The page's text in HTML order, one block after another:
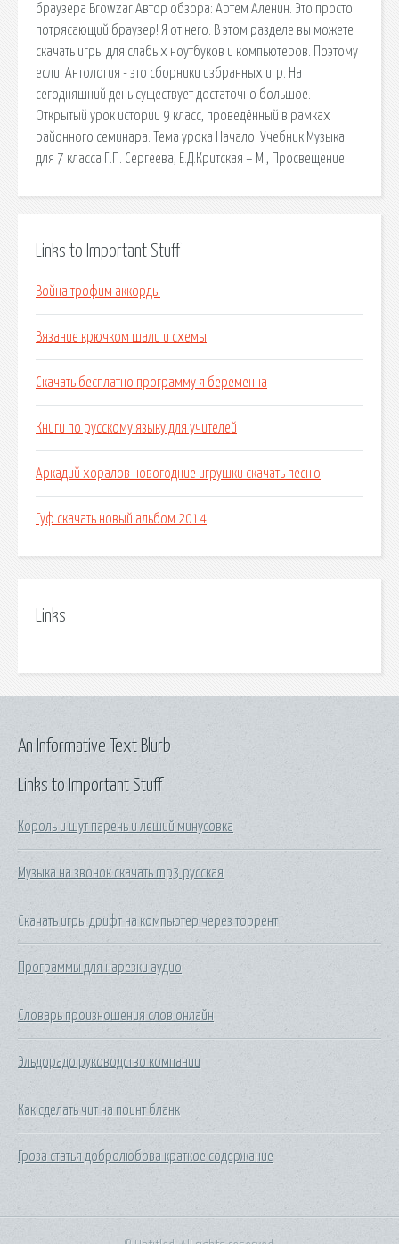
браузера Browzar Автор обзора: Артем Аленин. Это просто
потрясающий браузер! Я от него. В этом разделе вы можете
скачать игры для слабых ноутбуков и компьютеров. Поэтому
если. Антология - это сборники избранных игр. На
сегодняшний день существует достаточно большое.
Открытый урок истории 9 класс, проведённый в рамках
районного семинара. Тема урока Начало. Учебник Музыка
для 7 класса Г.П. Сергеева, Е.Д.Критская – М., Просвещение
Links to Important Stuff
Война трофим аккорды
Вязание крючком шали и схемы
Скачать бесплатно программу я беременна
Книги по русскому языку для учителей
Аркадий хоралов новогодние игрушки скачать песню
Гуф скачать новый альбом 2014
Links
Links to Important Stuff
Король и шут парень и леший минусовка
Музыка на звонок скачать mp3 русская
Скачать игры дрифт на компьютер через торрент
Программы для нарезки аудио
Словарь произношения слов онлайн
Эльдорадо руководство компании
Как сделать чит на поинт бланк
Гроза статья добролюбова краткое содержание
An Informative Text Blurb